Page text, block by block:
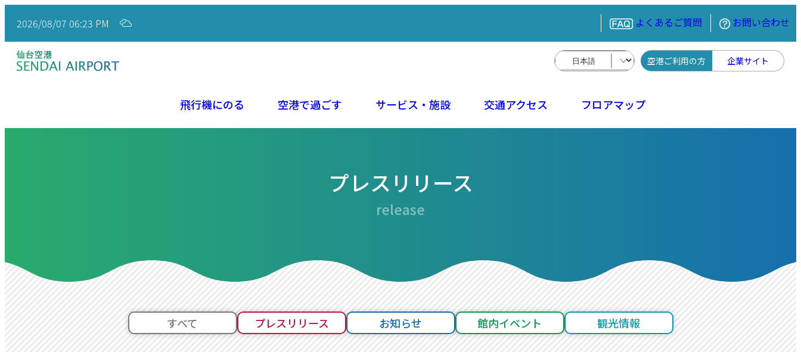
2026/08/07 06:23 PM よくあるご質問 お問い合わせ
空港ご利用の方 企業サイト
飛行機にのる 空港で過ごす サービス・施設 交通アクセス フロアマップ
プレスリリース
release
すべて プレスリリース お知らせ 館内イベント 観光情報